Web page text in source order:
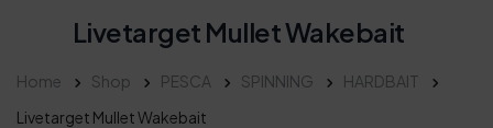
Livetarget Mullet Wakebait
Home Shop PESCA SPINNING
HARDBAIT
Livetarget Mullet Wakebait